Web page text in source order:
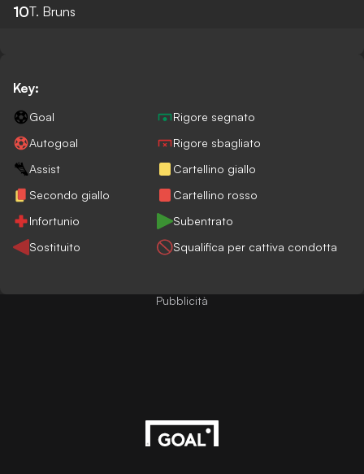
10T. Bruns
Key:
Goal
Rigore segnato
Autogoal
Rigore sbagliato
Assist
Cartellino giallo
Secondo giallo
Cartellino rosso
Infortunio
Subentrato
Sostituito
Squalifica per cattiva condotta
Pubblicità